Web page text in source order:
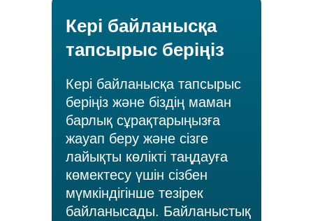
Кері байланысқа
тапсырыс беріңіз
Кері байланысқа тапсырыс
беріңіз және біздің маман
барлық сұрақтарыңызға
жауап беру және сізге
лайықты көлікті таңдауға
көмектесу үшін сізбен
мүмкіндігінше тезірек
байланысады. Байланыстық